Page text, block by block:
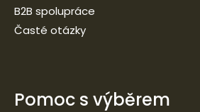
B2B spolupráce
Časté otázky
Pomoc s výběrem